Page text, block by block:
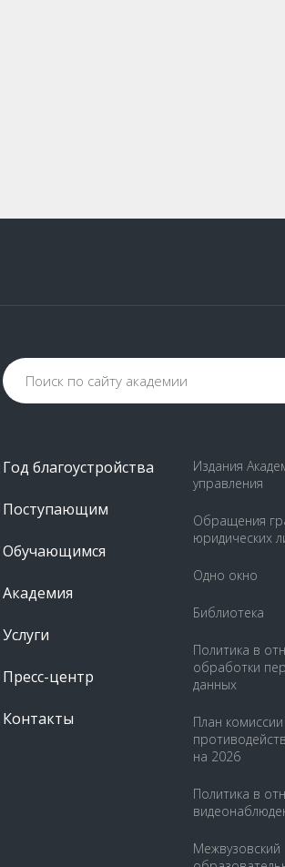
Год благоустройства
Поступающим
Обучающимся
Академия
Услуги
Пресс-центр
Контакты
Издания
управления
Обращения
юридических
Одно окно
Библиотека
Политика в
обработки
данных
План
на 2026
Политика в
Межвузовский